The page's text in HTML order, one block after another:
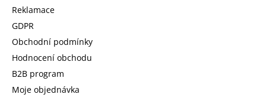
Reklamace
GDPR
Obchodní podmínky
Hodnocení obchodu
B2B program
Moje objednávka